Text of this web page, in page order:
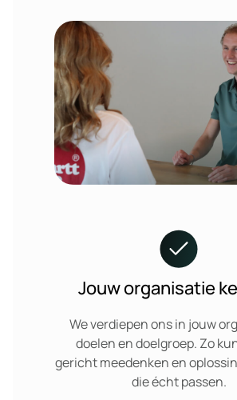
Jouw organisatie
We verdiepen ons in jouw
doelen en doelgroep. Zo
gericht meedenken en
die écht passen.